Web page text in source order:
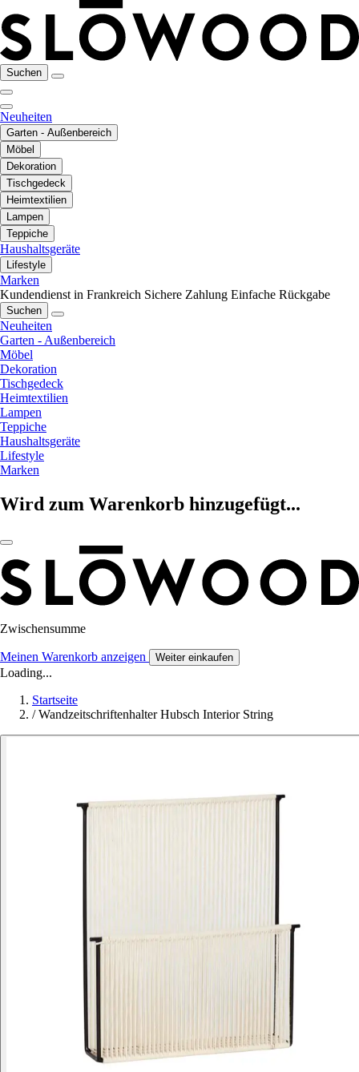
Suchen
Neuheiten
Garten - Außenbereich
Möbel
Dekoration
Tischgedeck
Heimtextilien
Lampen
Teppiche
Haushaltsgeräte
Lifestyle
Marken
Kundendienst in Frankreich Sichere Zahlung Einfache Rückgabe
Suchen
Neuheiten
Garten - Außenbereich
Möbel
Dekoration
Tischgedeck
Heimtextilien
Lampen
Teppiche
Haushaltsgeräte
Lifestyle
Marken
Wird zum Warenkorb hinzugefügt...
Zwischensumme
Meinen Warenkorb anzeigen Weiter einkaufen
Loading...
Startseite
/ Wandzeitschriftenhalter Hubsch Interior String